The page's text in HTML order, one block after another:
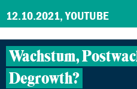
12.10.2021, YOUTUBE
Wachstum,
Degrowth?